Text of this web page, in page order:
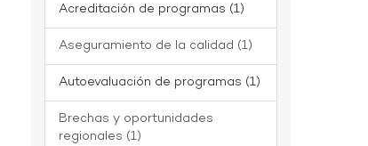
Acreditación de programas (1)
Aseguramiento de la calidad (1)
Autoevaluación de programas (1)
Brechas y oportunidades
regionales (1)